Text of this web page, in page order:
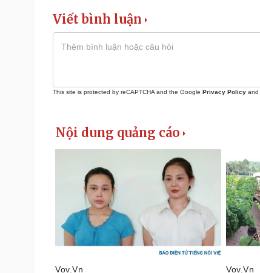
Viết bình luận
This site is protected by reCAPTCHA and the Google Privacy Policy and